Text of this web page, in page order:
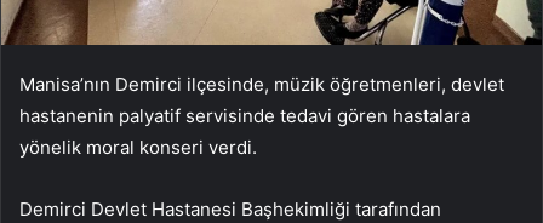
Manisa’nın Demirci ilçesinde, müzik öğretmenleri, devlet
hastanenin palyatif servisinde tedavi gören hastalara
yönelik moral konseri verdi.
Demirci Devlet Hastanesi Başhekimliği tarafından